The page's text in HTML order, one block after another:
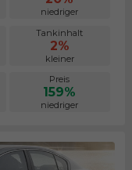
niedriger
Tankinhalt
2%
kleiner
Preis
159%
niedriger